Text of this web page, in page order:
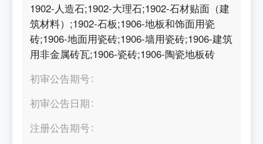
1902-人造石;1902-大理石;1902-石材贴面（建
筑材料）;1902-石板;1906-地板和饰面用瓷
砖;1906-地面用瓷砖;1906-墙用瓷砖;1906-建筑
用非金属砖瓦;1906-瓷砖;1906-陶瓷地板砖
初审公告期号
初审公告日期
注册公告期号